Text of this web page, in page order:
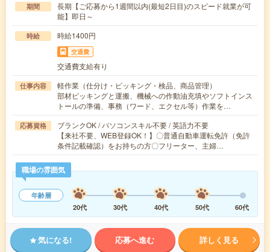
期間
長期【ご応募から1週間以内(最短2日目)のスピード就業が可
能】即日～
時給 時給1400円
交通費
交通費支給有り
仕事内容
軽作業（仕分け・ピッキング・検品、商品管理）
部材ピッキングと運搬、機械への作動油充填やソフトインス
トールの準備、事務（ワード、エクセル等）作業を…
応募資格
ブランクOK / パソコンスキル不要 / 英語力不要
【来社不要、WEB登録OK！】〇普通自動車運転免許（免許
条件記載確認）をお持ちの方〇フリーター、主婦…
職場の雰囲気
年齢層
20代
30代 40代 50代 60代
気になる! 応募へ進む 詳しく見る